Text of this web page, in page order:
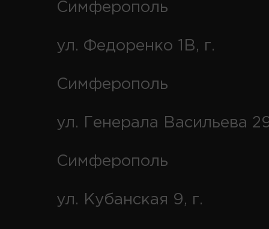
Симферополь
ул. Федоренко 1В, г.
Симферополь
ул. Генерала Васильева
Симферополь
ул. Кубанская 9, г.